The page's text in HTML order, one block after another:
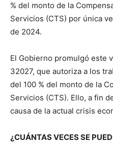
% del monto de la
Servicios (CTS) por única
de 2024.
El Gobierno promulgó este
32027, que autoriza a los
del 100 % del monto de la
Servicios (CTS). Ello, a fin
causa de la actual crisis
¿CUÁNTAS VECES SE